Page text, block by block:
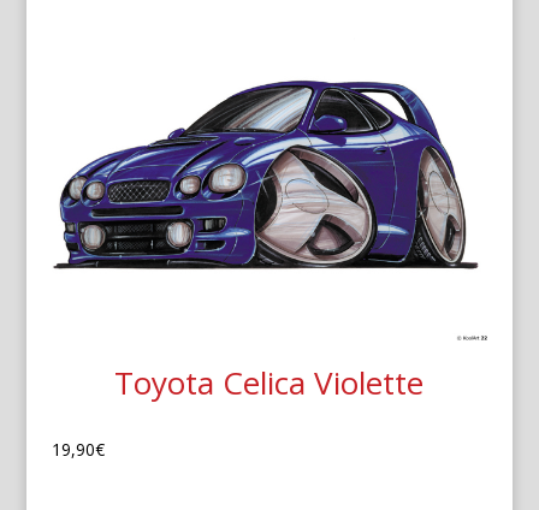
Toyota Celica Violette
19,90€